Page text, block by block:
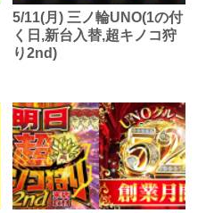
5/11(月) 三ノ輪UNO(1の付
く日,新台入替,超キノコ狩
り2nd)